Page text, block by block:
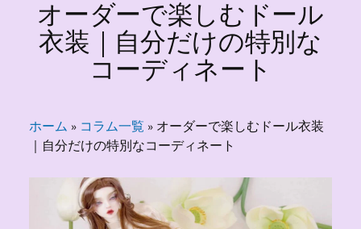
オーダーで楽しむドール
衣装｜自分だけの特別な
コーディネート
ホーム » コラム一覧 » オーダーで楽しむドール衣装
｜自分だけの特別なコーディネート